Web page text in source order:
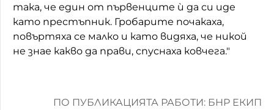
така, че един от първенците ѝ да си иде
като престъпник. Гробарите почакаха,
повъртяха се малко и като видяха, че никой
не знае какво да прави, спуснаха ковчега."
ПО ПУБЛИКАЦИЯТА РАБОТИ: БНР ЕКИП